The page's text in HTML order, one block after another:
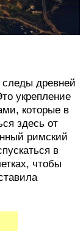
древней
укрепление
которые в
здесь от
римский
в
чтобы